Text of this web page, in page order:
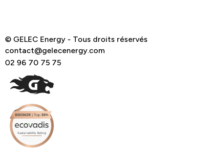
© GELEC Energy - Tous droits réservés
contact@gelecenergy.com
02 96 70 75 75